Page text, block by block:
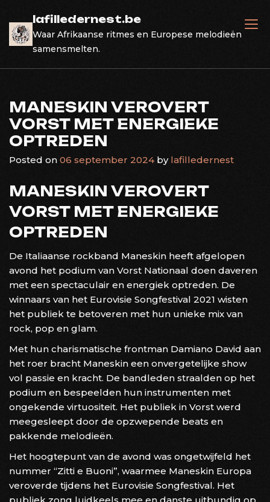
content
lafilledernest.be
Waar Afrikaanse ritmes en Europese melodieën
samensmelten.
MANESKIN VEROVERT
VORST MET ENERGIEKE
OPTREDEN
Posted on 06 september 2024by lafilledernest
MANESKIN VEROVERT
VORST MET ENERGIEKE
OPTREDEN
De Italiaanse rockband Maneskin heeft afgelopen
avond het podium van Vorst Nationaal doen daveren
met een spectaculair en energiek optreden. De
winnaars van het Eurovisie Songfestival 2021 wisten
het publiek te betoveren met hun unieke mix van
rock, pop en glam.
Met hun charismatische frontman Damiano David aan
het roer bracht Maneskin een onvergetelijke show
vol passie en kracht. De bandleden straalden op het
podium en bespeelden hun instrumenten met
ongekende virtuositeit. Het publiek in Vorst werd
meegesleept door de opzwepende beats en
pakkende melodieën.
Het hoogtepunt van de avond was ongetwijfeld het
nummer “Zitti e Buoni”, waarmee Maneskin Europa
veroverde tijdens het Eurovisie Songfestival. Het
publiek zong luidkeels mee en danste uitbundig op